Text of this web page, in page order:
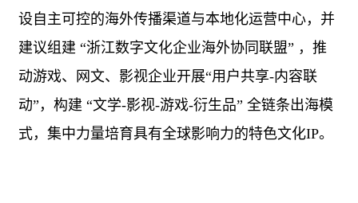
设自主可控的海外传播渠道与本地化运营中心，并
建议组建 “浙江数字文化企业海外协同联盟” ，推
动游戏、网文、影视企业开展“用户共享-内容联
动”，构建 “文学-影视-游戏-衍生品” 全链条出海模
式，集中力量培育具有全球影响力的特色文化IP。